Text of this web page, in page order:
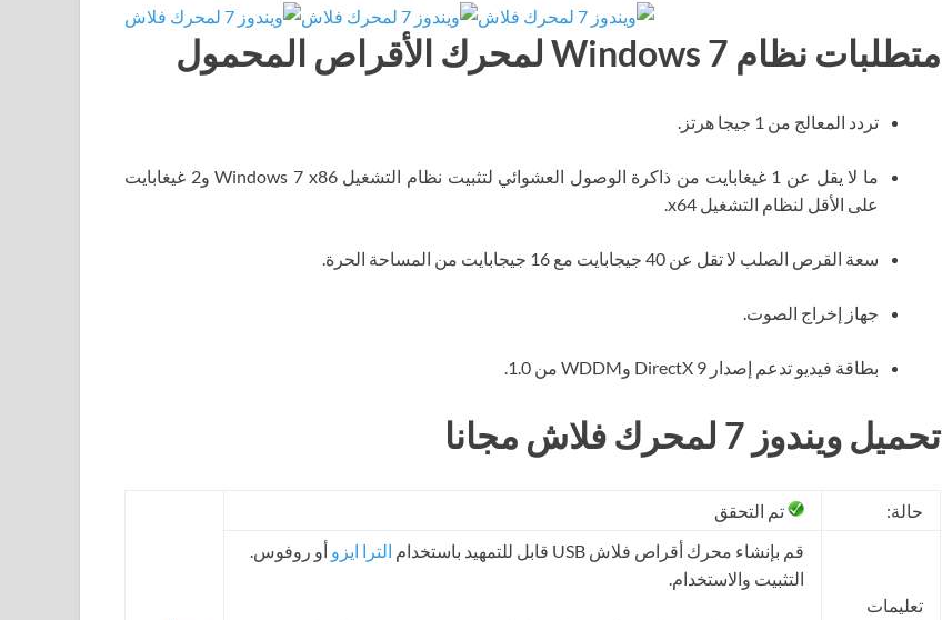
متطلبات نظام Windows 7 لمحرك الأقراص المحمول
تردد المعالج من 1 جيجا هرتز.
ما لا يقل عن 1 غيغابايت من ذاكرة الوصول العشوائي لتثبيت نظام التشغيل Windows 7 x86 و2 غيغابايت
على الأقل لنظام التشغيل x64.
سعة القرص الصلب لا تقل عن 40 جيجابايت مع 16 جيجابايت من المساحة الحرة.
جهاز إخراج الصوت.
بطاقة فيديو تدعم إصدار DirectX 9 وWDDM من 1.0.
تحميل ويندوز 7 لمحرك فلاش مجانا
حالة: تم التحقق
تعليمات
قم بإنشاء محرك أقراص فلاش USB قابل للتمهيد باستخدام الترا ايزو أو روفوس.
التثبيت والاستخدام.